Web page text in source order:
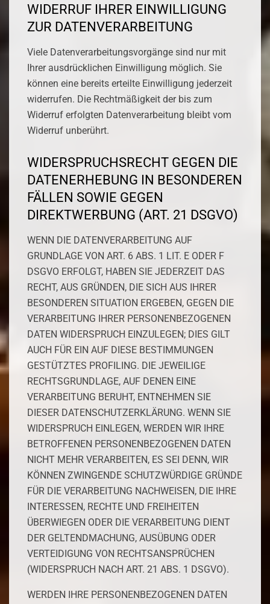
WIDERRUF IHRER EINWILLIGUNG
ZUR DATENVERARBEITUNG
Viele Datenverarbeitungsvorgänge sind nur mit
Ihrer ausdrücklichen Einwilligung möglich. Sie
können eine bereits erteilte Einwilligung jederzeit
widerrufen. Die Rechtmäßigkeit der bis zum
Widerruf erfolgten Datenverarbeitung bleibt vom
Widerruf unberührt.
WIDERSPRUCHSRECHT GEGEN DIE
DATENERHEBUNG IN BESONDEREN
FÄLLEN SOWIE GEGEN
DIREKTWERBUNG (ART. 21 DSGVO)
WENN DIE DATENVERARBEITUNG AUF
GRUNDLAGE VON ART. 6 ABS. 1 LIT. E ODER F
DSGVO ERFOLGT, HABEN SIE JEDERZEIT DAS
RECHT, AUS GRÜNDEN, DIE SICH AUS IHRER
BESONDEREN SITUATION ERGEBEN, GEGEN DIE
VERARBEITUNG IHRER PERSONENBEZOGENEN
DATEN WIDERSPRUCH EINZULEGEN; DIES GILT
AUCH FÜR EIN AUF DIESE BESTIMMUNGEN
GESTÜTZTES PROFILING. DIE JEWEILIGE
RECHTSGRUNDLAGE, AUF DENEN EINE
VERARBEITUNG BERUHT, ENTNEHMEN SIE
DIESER DATENSCHUTZERKLÄRUNG. WENN SIE
WIDERSPRUCH EINLEGEN, WERDEN WIR IHRE
BETROFFENEN PERSONENBEZOGENEN DATEN
NICHT MEHR VERARBEITEN, ES SEI DENN, WIR
KÖNNEN ZWINGENDE SCHUTZWÜRDIGE GRÜNDE
FÜR DIE VERARBEITUNG NACHWEISEN, DIE IHRE
INTERESSEN, RECHTE UND FREIHEITEN
ÜBERWIEGEN ODER DIE VERARBEITUNG DIENT
DER GELTENDMACHUNG, AUSÜBUNG ODER
VERTEIDIGUNG VON RECHTSANSPRÜCHEN
(WIDERSPRUCH NACH ART. 21 ABS. 1 DSGVO).
WERDEN IHRE PERSONENBEZOGENEN DATEN